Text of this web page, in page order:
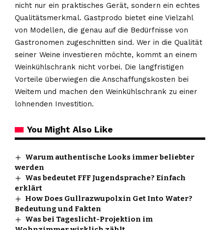
nicht nur ein praktisches Gerät, sondern ein echtes
Qualitätsmerkmal. Gastprodo bietet eine Vielzahl
von Modellen, die genau auf die Bedürfnisse von
Gastronomen zugeschnitten sind. Wer in die Qualität
seiner Weine investieren möchte, kommt an einem
Weinkühlschrank nicht vorbei. Die langfristigen
Vorteile überwiegen die Anschaffungskosten bei
Weitem und machen den Weinkühlschrank zu einer
lohnenden Investition.
You Might Also Like
Warum authentische Looks immer beliebter
werden
Was bedeutet FFF Jugendsprache? Einfach
erklärt
How Does Gullrazwupolxin Get Into Water?
Bedeutung und Fakten
Was bei Tageslicht-Projektion im